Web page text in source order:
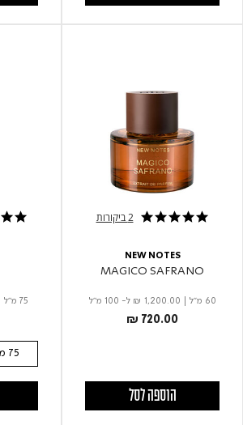
5.0 star rating 2 ביקורות
NEW NOTES
MAGICO SAFRANO
60 מ"ל ₪ 1,200.00 ל- 100 מ"ל
₪ 720.00
הוספה לסל
5.0 star rating
75 מ"ל
75 מ"ל